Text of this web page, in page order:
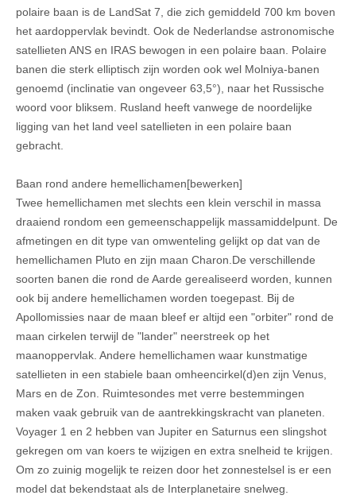
polaire baan is de LandSat 7, die zich gemiddeld 700 km boven
het aardoppervlak bevindt. Ook de Nederlandse astronomische
satellieten ANS en IRAS bewogen in een polaire baan. Polaire
banen die sterk elliptisch zijn worden ook wel Molniya-banen
genoemd (inclinatie van ongeveer 63,5°), naar het Russische
woord voor bliksem. Rusland heeft vanwege de noordelijke
ligging van het land veel satellieten in een polaire baan
gebracht.
Baan rond andere hemellichamen[bewerken]
Twee hemellichamen met slechts een klein verschil in massa
draaiend rondom een gemeenschappelijk massamiddelpunt. De
afmetingen en dit type van omwenteling gelijkt op dat van de
hemellichamen Pluto en zijn maan Charon.De verschillende
soorten banen die rond de Aarde gerealiseerd worden, kunnen
ook bij andere hemellichamen worden toegepast. Bij de
Apollomissies naar de maan bleef er altijd een "orbiter" rond de
maan cirkelen terwijl de "lander" neerstreek op het
maanoppervlak. Andere hemellichamen waar kunstmatige
satellieten in een stabiele baan omheencirkel(d)en zijn Venus,
Mars en de Zon. Ruimtesondes met verre bestemmingen
maken vaak gebruik van de aantrekkingskracht van planeten.
Voyager 1 en 2 hebben van Jupiter en Saturnus een slingshot
gekregen om van koers te wijzigen en extra snelheid te krijgen.
Om zo zuinig mogelijk te reizen door het zonnestelsel is er een
model dat bekendstaat als de Interplanetaire snelweg.